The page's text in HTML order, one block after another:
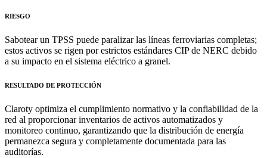
RIESGO
Sabotear un TPSS puede paralizar las líneas ferroviarias completas;
estos activos se rigen por estrictos estándares CIP de NERC debido
a su impacto en el sistema eléctrico a granel.
RESULTADO DE PROTECCIÓN
Claroty optimiza el cumplimiento normativo y la confiabilidad de la
red al proporcionar inventarios de activos automatizados y
monitoreo continuo, garantizando que la distribución de energía
permanezca segura y completamente documentada para las
auditorías.